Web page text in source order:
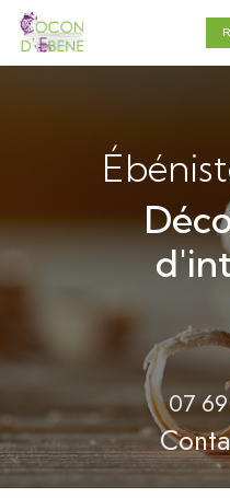
Aller
contenu
principal
07